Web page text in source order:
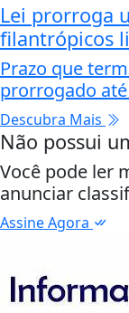
Lei prorroga
filantrópicos
Prazo que
prorrogado até
Descubra Mais
Não possui
Você pode ler
anunciar
Assine Agora